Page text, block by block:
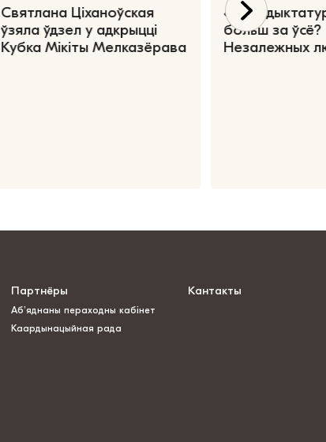
Святлана Ціханоўская
ўзяла ўдзел у адкрыцці
Кубка Мікіты Мелказёрава
«Чаго
больш за ўсё?
Незалежных
Партнёры
Аб’яднаны пераходны кабінет
Каардынацыйная рада
Кантакты